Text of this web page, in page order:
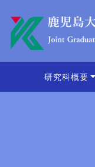
研究科概要